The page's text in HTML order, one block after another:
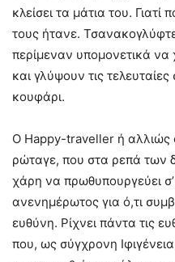
κλείσει τα μάτια του.
τους ήτανε.
περίμεναν υπομονετικά
και γλύψουν τις
κουφάρι.
Ο Happy-traveller ή αλλιώς
ρώταγε, που στα ρεπά των
χάρη να πρωθυπουργεύει
ανενημέρωτος για ό,τι
ευθύνη. Ρίχνει πάντα τις
που, ως σύγχρονη